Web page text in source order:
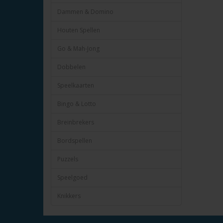
Dammen & Domino
Houten Spellen
Go & Mah-Jong
Dobbelen
Speelkaarten
Bingo & Lotto
Breinbrekers
Bordspellen
Puzzels
Speelgoed
Knikkers